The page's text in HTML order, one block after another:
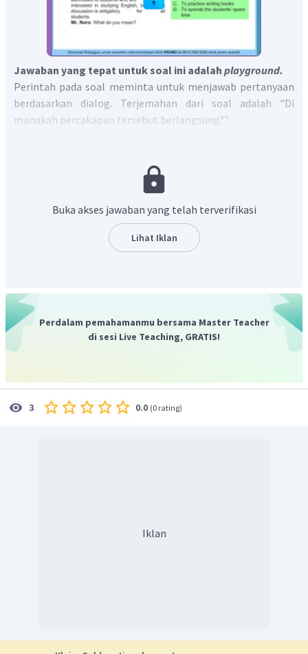
Jawaban yang tepat untuk soal ini adalah playground.
Perintah pada soal meminta untuk menjawab pertanyaan
berdasarkan dialog. Terjemahan dari soal adalah "Di
manakah percakapan tersebut berlangsung?"
Dengan demikian, jawaban yang benar adalah
Buka akses jawaban yang telah terverifikasi
Lihat Iklan
Perdalam pemahamanmu bersama Master Teacher
di sesi Live Teaching, GRATIS!
3 0.0 (0 rating)
Iklan